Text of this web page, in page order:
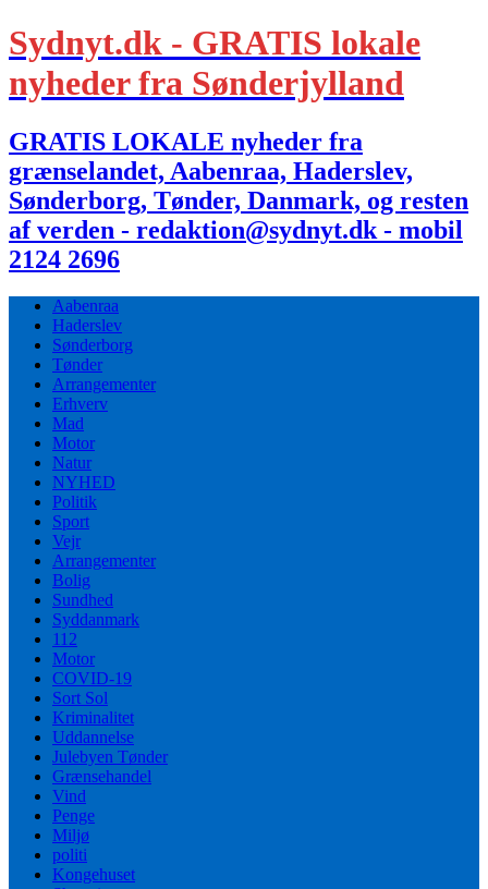
Sydnyt.dk - GRATIS lokale
nyheder fra Sønderjylland
GRATIS LOKALE nyheder fra
grænselandet, Aabenraa, Haderslev,
Sønderborg, Tønder, Danmark, og resten
af verden - redaktion@sydnyt.dk - mobil
2124 2696
Aabenraa
Haderslev
Sønderborg
Tønder
Arrangementer
Erhverv
Mad
Motor
Natur
NYHED
Politik
Sport
Vejr
Arrangementer
Bolig
Sundhed
Syddanmark
112
Motor
COVID-19
Sort Sol
Kriminalitet
Uddannelse
Julebyen Tønder
Grænsehandel
Vind
Penge
Miljø
politi
Kongehuset